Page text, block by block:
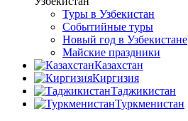
Туры в Узбекистан
Событийные туры
Новый год в Узбекистане
Майские праздники
Казахстан
Киргизия
Таджикистан
Туркменистан